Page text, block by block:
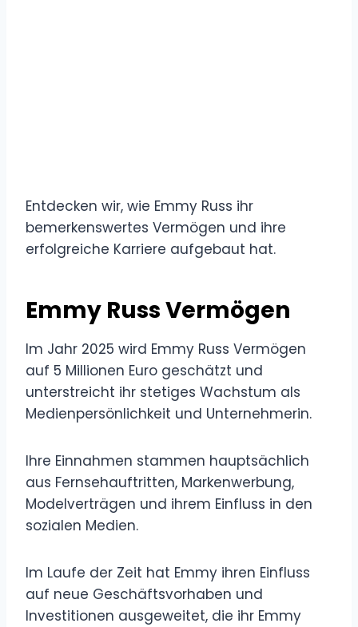
Entdecken wir, wie Emmy Russ ihr
bemerkenswertes Vermögen und ihre
erfolgreiche Karriere aufgebaut hat.
Emmy Russ Vermögen
Im Jahr 2025 wird Emmy Russ Vermögen
auf 5 Millionen Euro geschätzt und
unterstreicht ihr stetiges Wachstum als
Medienpersönlichkeit und Unternehmerin.
Ihre Einnahmen stammen hauptsächlich
aus Fernsehauftritten, Markenwerbung,
Modelverträgen und ihrem Einfluss in den
sozialen Medien.
Im Laufe der Zeit hat Emmy ihren Einfluss
auf neue Geschäftsvorhaben und
Investitionen ausgeweitet, die ihr Emmy